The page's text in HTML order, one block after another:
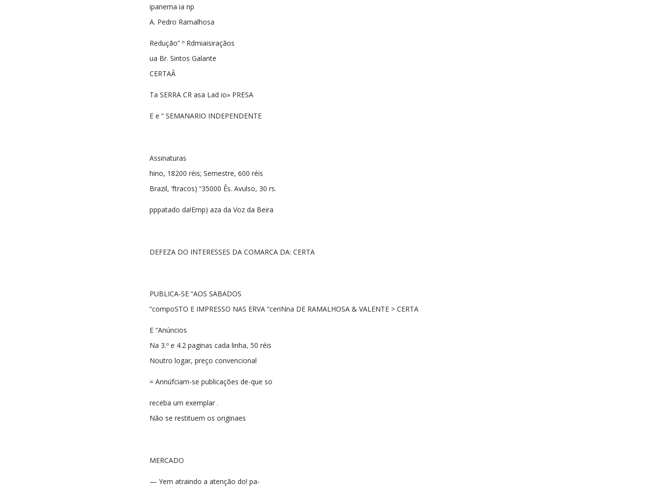
ipanema ia np
A. Pedro Ramalhosa
Redução” º Rdmiaisiraçãos
ua Br. Sintos Galante
CERTAÃ
Ta SERRA CR asa Lad io» PRESA
E e ” SEMANARIO INDEPENDENTE
Assinaturas
hino, 18200 réis; Semestre, 600 réis
Brazil, ‘ftracos) “35000 Ês. Avulso, 30 rs.
pppatado da!Emp) aza da Voz da Beira
DEFEZA DO INTERESSES DA COMARCA DA: CERTA
PUBLICA-SE “AOS SABADOS
“compoSTO E IMPRESSO NAS ERVA “ceriNna DE RAMALHOSA & VALENTE > CERTA
E “Anúncios
Na 3.º e 4.2 paginas cada linha, 50 réis
Noutro logar, preço convencional
= Annúfciam-se publicações de-que so
receba um exemplar .
Não se restituem os originaes
MERCADO
— Yem atraindo a atenção do! pa-